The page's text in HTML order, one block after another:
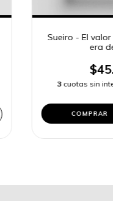
Sueiro - El
era
3 cuotas sin
COMPRAR